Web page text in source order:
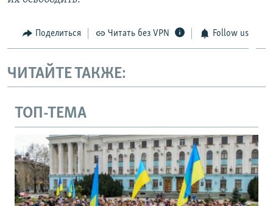
Поделиться Читать без VPN Follow us
ЧИТАЙТЕ ТАКЖЕ:
ТОП-ТЕМА